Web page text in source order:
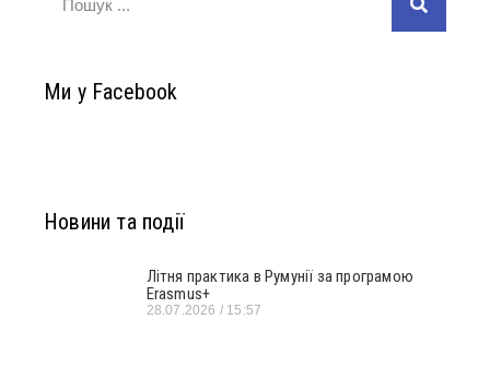
Ми у Facebook
Новини та події
Літня практика в Румунії за програмою
Erasmus+
28.07.2026 15:57